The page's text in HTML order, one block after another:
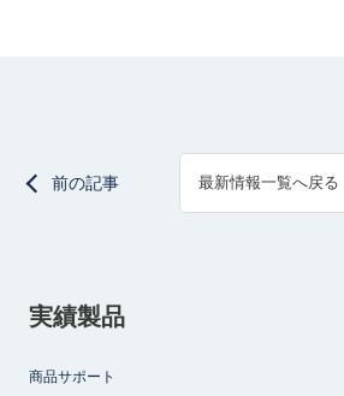
前の記事 最新情報一覧へ戻る
実績製品
商品サポート